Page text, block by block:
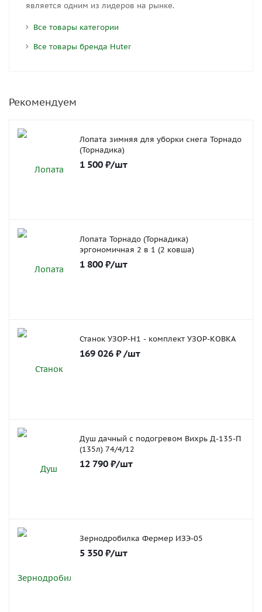
является одним из лидеров на рынке.
Все товары категории
Все товары бренда Huter
Рекомендуем
Лопата зимняя для уборки снега Торнадо
(Торнадика)
1 500 ₽/шт
Лопата Торнадо (Торнадика)
эргономичная 2 в 1 (2 ковша)
1 800 ₽/шт
Станок УЗОР-Н1 - комплект УЗОР-КОВКА
169 026 ₽ /шт
Душ дачный с подогревом Вихрь Д-135-П
(135л) 74/4/12
12 790 ₽/шт
Зернодробилка Фермер ИЗЭ-05
5 350 ₽/шт